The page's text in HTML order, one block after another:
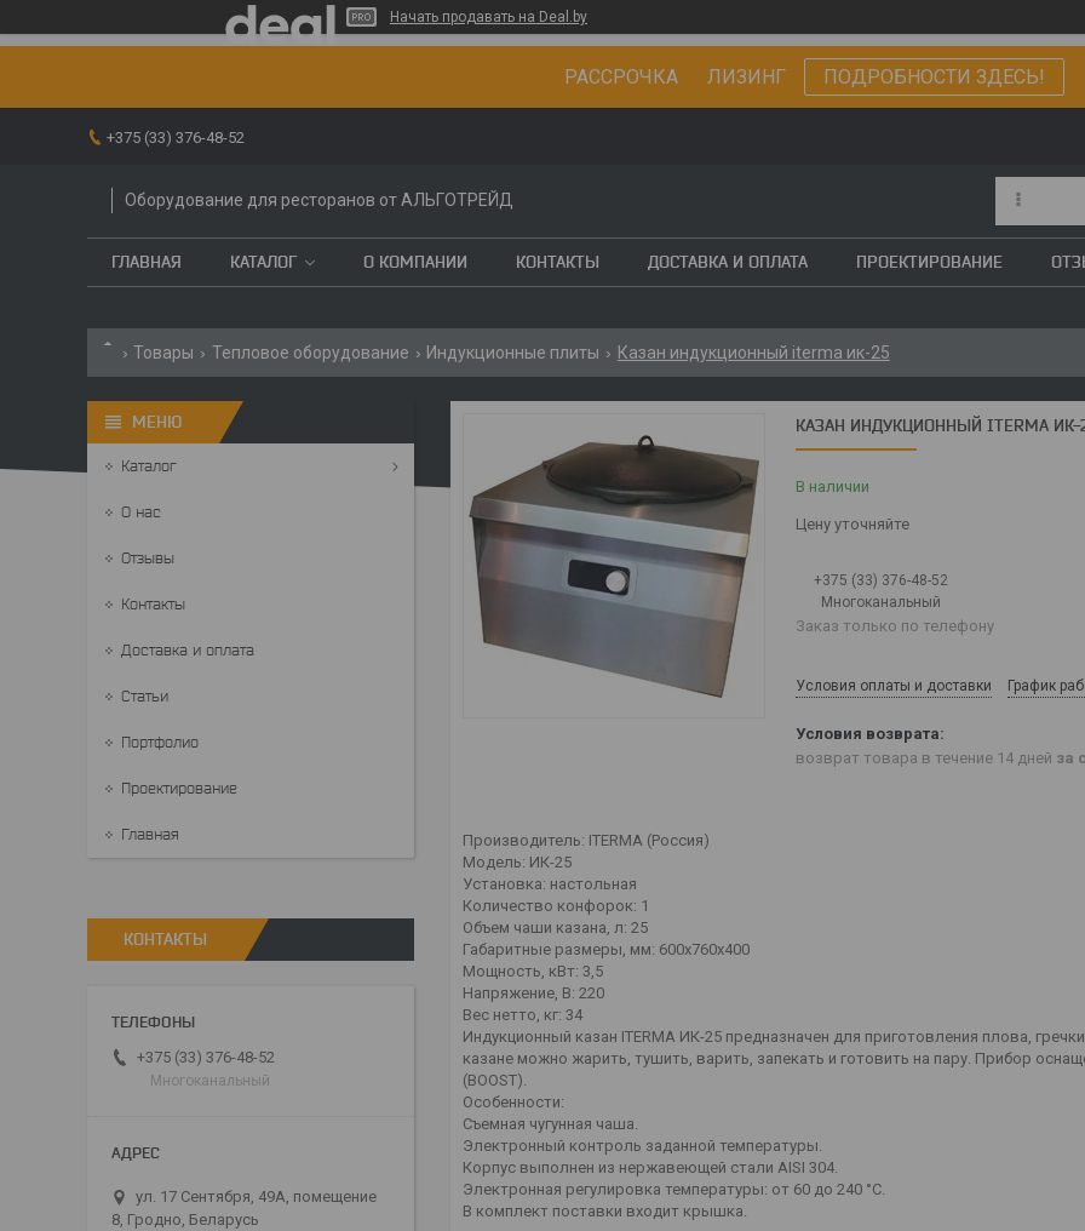
Начать продавать на Deal.by
РАССРОЧКА ЛИЗИНГ ПОДРОБНОСТИ ЗДЕСЬ!
+375 (33) 376-48-52
Оборудование для ресторанов от АЛЬГОТРЕЙД
ГЛАВНАЯ КАТАЛОГ О КОМПАНИИ КОНТАКТЫ ДОСТАВКА И ОПЛАТА ПРОЕКТИРОВАНИЕ
Товары Тепловое оборудование Индукционные плиты Казан индукционный iterma ик-25
КАЗАН ИНДУКЦИОННЫЙ ITERMA ИК-
В наличии
Цену уточняйте
+375 (33) 376-48-52
Многоканальный
Заказ только по телефону
Условия оплаты и доставки График
возврат товара в течение 14 дней за
Производитель: ITERMA (Россия)
Модель: ИК-25
Установка: настольная
Количество конфорок: 1
Объем чаши казана, л: 25
Габаритные размеры, мм: 600х760х400
Мощность, кВт: 3,5
Напряжение, В: 220
Вес нетто, кг: 34
Индукционный казан ITERMA ИК-25 предназначен для приготовления плова,
казане можно жарить, тушить, варить, запекать и готовить на пару. Прибор
(BOOST).
Особенности:
Съемная чугунная чаша.
Электронный контроль заданной температуры.
Корпус выполнен из нержавеющей стали AISI 304.
Электронная регулировка температуры: от 60 до 240 °C.
В комплект поставки входит крышка.
Каталог
О нас
Отзывы
Контакты
Доставка и оплата
Статьи
Портфолио
Проектирование
Главная
КОНТАКТЫ
+375 (33) 376-48-52
Многоканальный
ул. 17 Сентября, 49А, помещение
8, Гродно, Беларусь